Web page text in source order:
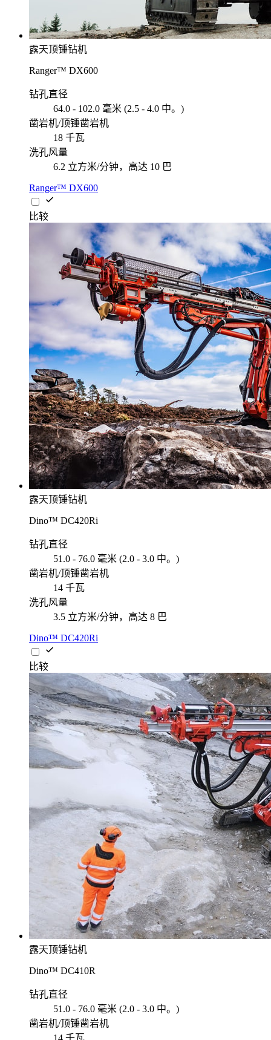
露天顶锤钻机
Ranger™ DX600
钻孔直径
64.0 - 102.0 毫米 (2.5 - 4.0 中。)
凿岩机/顶锤凿岩机
18 千瓦
洗孔风量
6.2 立方米/分钟，高达 10 巴
Ranger™ DX600
比较
露天顶锤钻机
Dino™ DC420Ri
钻孔直径
51.0 - 76.0 毫米 (2.0 - 3.0 中。)
凿岩机/顶锤凿岩机
14 千瓦
洗孔风量
3.5 立方米/分钟，高达 8 巴
Dino™ DC420Ri
比较
露天顶锤钻机
Dino™ DC410R
钻孔直径
51.0 - 76.0 毫米 (2.0 - 3.0 中。)
凿岩机/顶锤凿岩机
14 千瓦